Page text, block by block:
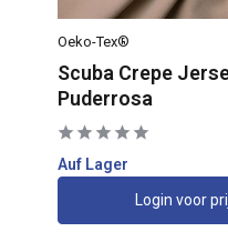
Oeko-Tex®
Scuba Crepe
Puderrosa
Auf Lager
Login voor